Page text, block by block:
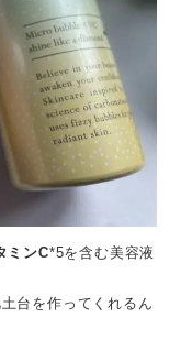
ミンC*5を含む美容液
台を作ってくれるん